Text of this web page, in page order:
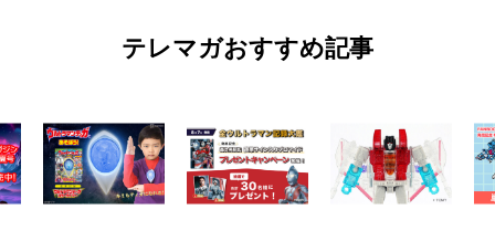
テレマガおすすめ記事